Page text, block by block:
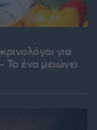
για
ένα μειώνει